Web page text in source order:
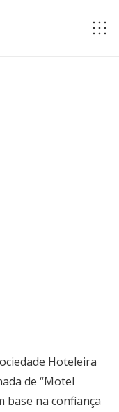
Hoteleira
de “Motel
base na confiança